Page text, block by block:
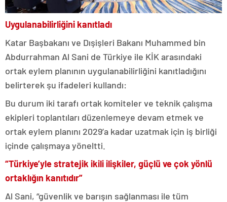
Uygulanabilirliğini kanıtladı
Katar Başbakanı ve Dışişleri Bakanı Muhammed bin
Abdurrahman Al Sani de Türkiye ile KİK arasındaki
ortak eylem planının uygulanabilirliğini kanıtladığını
belirterek şu ifadeleri kullandı:
Bu durum iki tarafı ortak komiteler ve teknik çalışma
ekipleri toplantıları düzenlemeye devam etmek ve
ortak eylem planını 2029’a kadar uzatmak için iş birliği
içinde çalışmaya yöneltti.
“Türkiye’yle stratejik ikili ilişkiler, güçlü ve çok yönlü
ortaklığın kanıtıdır”
Al Sani, “güvenlik ve barışın sağlanması ile tüm